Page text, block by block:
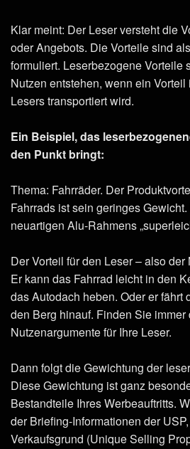
Klar meint: Der Leser versteht die
oder Angebots. Die Vorteile sind
formuliert. Leserbezogene Vorteile
Nutzen entstehen, wenn ein
Lesers transportiert wird.
Ein Beispiel, das
den Punkt bringt:
Thema: Fahrräder. Der
Fahrrads ist sein geringes
neuartigen Alu-Rahmens
Der Vorteil für den Leser – also
Er kann das Fahrrad leicht in den
das Autodach heben. Oder er fährt
den Berg hinauf. Finden Sie immer
Nutzenargumente für Ihre Leser.
Dann folgt die Gewichtung der
Diese Gewichtung ist ganz
Bestandteile Ihres Werbeauftritts.
der Briefing-Informationen der
Verkaufsgrund (Unique Selling